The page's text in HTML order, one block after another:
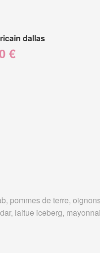
dallas
€
pommes de terre,
laitue iceberg,